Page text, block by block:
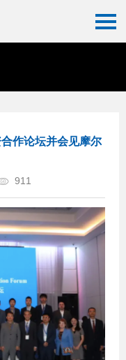
促进会动态>> 会员动态
作论坛并会见摩尔
911